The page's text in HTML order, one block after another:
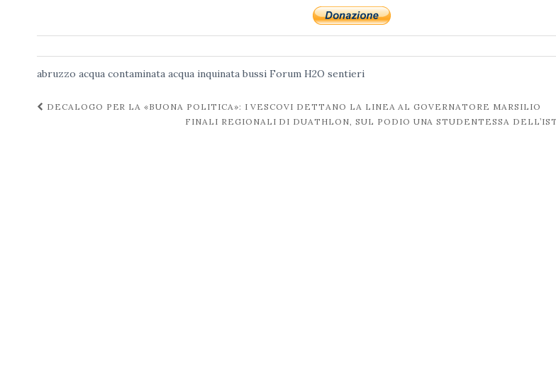
abruzzo acqua contaminata acqua inquinata bussi Forum H2O sentieri
Navigazione
DECALOGO PER LA «BUONA POLITICA»: I VESCOVI DETTANO LA LINEA AL GOVERNATORE MARSILIO
FINALI REGIONALI DI DUATHLON, SUL PODIO UNA STUDENTESSA